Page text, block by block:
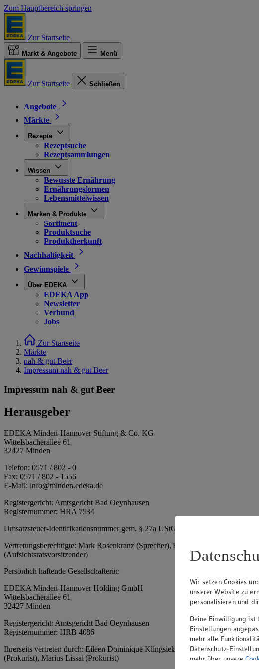
Zum Hauptbereich springen
Zur Startseite
Markt & Angebote Menü
Zur Startseite Schließen
Angebote
Märkte
Rezepte
Rezeptsuche
Rezeptsammlungen
Wissen
Bewusste Ernährung
Ernährungsformen
Lebensmittelwissen
Marken & Produkte
Sortiment
Produktsuche
Produktherkunft
Nachhaltigkeit
Gewinnspiele
Über EDEKA
EDEKA App
Newsletter
Verbund
Jobs
Zur Startseite
Märkte
nah & gut Beer
Impressum nah & gut Beer
Impressum nah & gut Beer
Herausgeber
EDEKA Minden-Hannover Stiftung & Co. KG
Wittelsbacherallee 61
32427 Minden
Telefon: 0571 / 802 - 0
Fax: 0571 / 802 - 1556
E-Mail: info@minden.edeka.de
Registergericht: Amtsgericht Bad Oeynhausen
Registernummer: HRA 7534
Umsatzsteuer-Identifikationsnummer gem. § 27a UStG: DE 266067317
Vertretungsberechtigte: Mark Rosenkranz (Sprecher), Eileen Dominique
(Aufsichtsratsvorsitzender)
Persönlich haftende Gesellschafterin:
EDEKA Minden-Hannover Holding GmbH
Wittelsbacherallee 61
32427 Minden
Registergericht: Amtsgericht Bad Oeynhausen
Registernummer: HRB 4086
Ihrerseits vertreten durch: Eileen Dominique Klingsiek (Geschäftsführerin),
(Prokurist), Marius Lissai (Prokurist)
Wir setzen Cookies
unserer Website zu
personalisieren und
Deine Einwilligung ist
Einstellungen
mehr alle
Datenschutz-
mehr über unsere